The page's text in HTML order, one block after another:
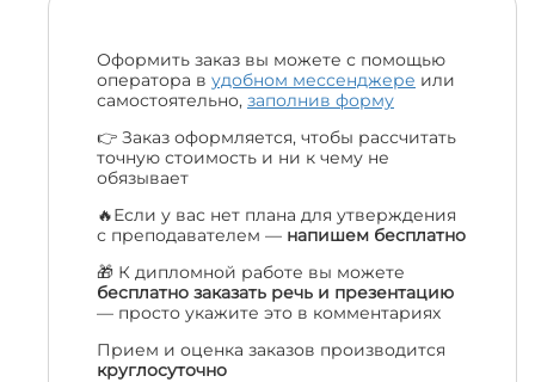
Оформить заказ вы можете с помощью
оператора в удобном мессенджере или
самостоятельно, заполнив форму
👉 Заказ оформляется, чтобы рассчитать
точную стоимость и ни к чему не
обязывает
🔥Если у вас нет плана для утверждения
с преподавателем — напишем бесплатно
🎁 К дипломной работе вы можете
бесплатно заказать речь и презентацию
— просто укажите это в комментариях
Прием и оценка заказов производится
круглосуточно